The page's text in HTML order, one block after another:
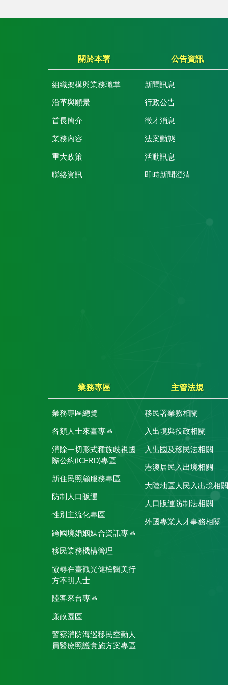
關於本署
組織架構與業務職掌
沿革與願景
首長簡介
業務內容
重大政策
聯絡資訊
公告資訊
新聞訊息
行政公告
徵才消息
法案動態
活動訊息
即時新聞澄清
業務專區
業務專區總覽
各類人士來臺專區
消除一切形式種族歧視國
際公約(ICERD)專區
新住民照顧服務專區
防制人口販運
性別主流化專區
跨國境婚姻媒合資訊專區
移民業務機構管理
協尋在臺觀光健檢醫美行
方不明人士
陸客來台專區
廉政園區
警察消防海巡移民空勤人
員醫療照護實施方案專區
主管法規
移民署業務相關
入出境與役政相關
入出國及移民法相關
港澳居民入出境相關
大陸地區人民入出境相
人口販運防制法相關
外國專業人才事務相關